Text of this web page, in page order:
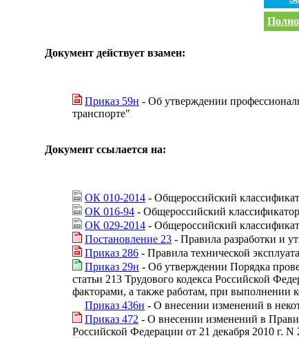
Документ действует взамен:
Приказ 59н - Об утверждении
транспорте"
Документ ссылается на:
ОК 010-2014 - Общероссийский
ОК 016-94 - Общероссийский
ОК 029-2014 - Общероссийский
Постановление 23 - Правила разработки и
Приказ 286 - Правила технической
Приказ 29н - Об утверждении Порядка
статьи 213 Трудового кодекса Российской
факторами, а также работам, при выполнении
Приказ 436н - О внесении изменений в
Приказ 472 - О внесении изменений в
Российской Федерации от 21 декабря 2010 г. N